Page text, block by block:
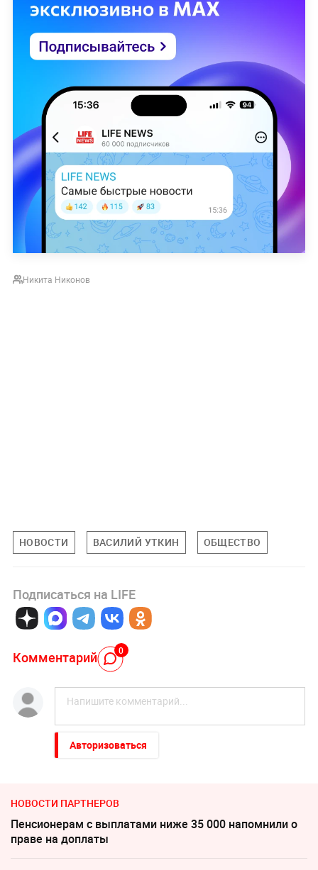
Никита Никонов
НОВОСТИ ВАСИЛИЙ УТКИН ОБЩЕСТВО
Подписаться на LIFE
Комментарий 0
Авторизоваться
НОВОСТИ ПАРТНЕРОВ
Пенсионерам с выплатами ниже 35 000 напомнили о
праве на доплаты